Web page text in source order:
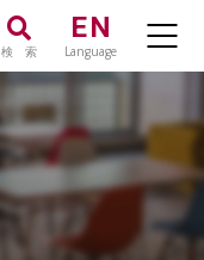
検 索
EN
Language